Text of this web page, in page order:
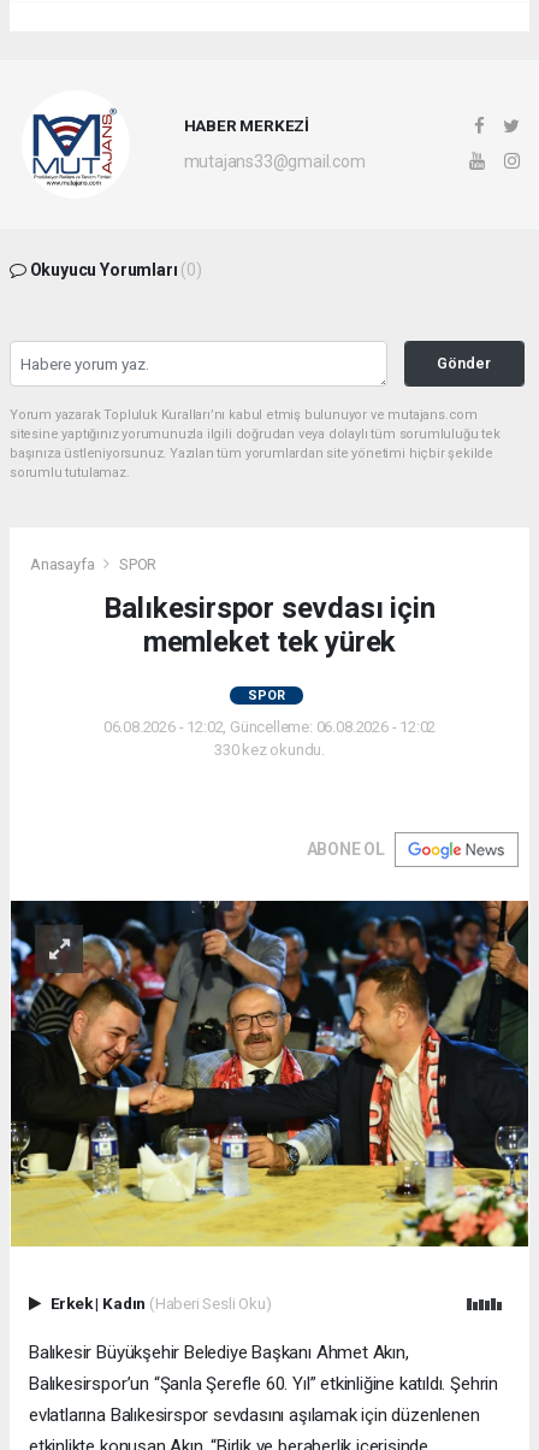
HABER MERKEZİ
mutajans33@gmail.com
Okuyucu Yorumları (0)
Gönder
Yorum yazarak Topluluk Kuralları’nı kabul etmiş bulunuyor ve mutajans.com
sitesine yaptığınız yorumunuzla ilgili doğrudan veya dolaylı tüm sorumluluğu tek
başınıza üstleniyorsunuz. Yazılan tüm yorumlardan site yönetimi hiçbir şekilde
sorumlu tutulamaz.
Anasayfa SPOR
Balıkesirspor sevdası için
memleket tek yürek
SPOR
06.08.2026 - 12:02, Güncelleme: 06.08.2026 - 12:02
330 kez okundu.
ABONE OL
Erkek| Kadın (Haberi Sesli Oku)
Balıkesir Büyükşehir Belediye Başkanı Ahmet Akın,
Balıkesirspor’un “Şanla Şerefle 60. Yıl” etkinliğine katıldı. Şehrin
evlatlarına Balıkesirspor sevdasını aşılamak için düzenlenen